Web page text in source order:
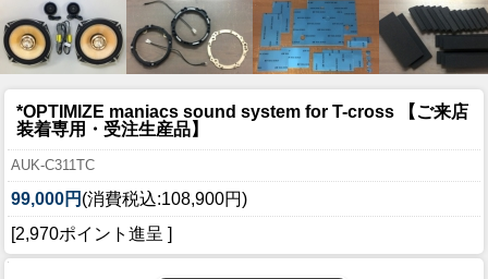
*OPTIMIZE maniacs sound system for T-cross 【ご来店
装着専用・受注生産品】
AUK-C311TC
99,000円 (消費税込:108,900円)
[2,970ポイント進呈 ]